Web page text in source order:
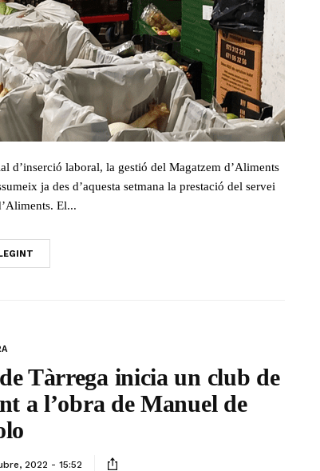
d’inserció laboral, la gestió del Magatzem d’Aliments
ja des d’aquesta setmana la prestació del servei
El...
Tàrrega inicia un club de
a l’obra de Manuel de
2022 - 15:52